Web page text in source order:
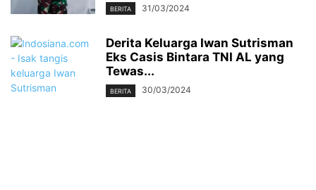
BERITA 31/03/2024
Derita Keluarga Iwan Sutrisman
Eks Casis Bintara TNI AL yang
Tewas...
BERITA 30/03/2024